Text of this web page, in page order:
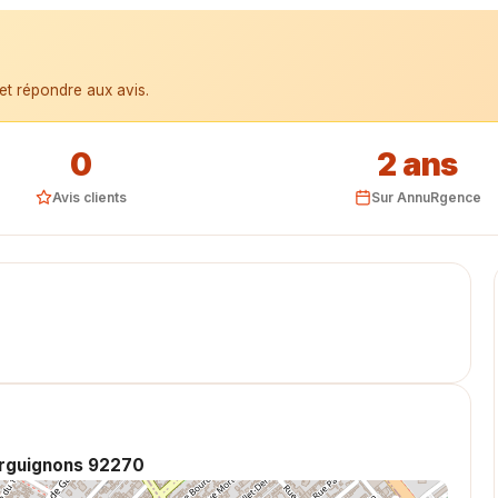
répondre aux avis.
0
Avis clients
2 ans
Sur AnnuRgence
92270